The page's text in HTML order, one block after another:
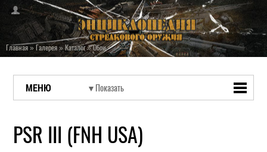
Главная»Галерея»Каталог»Обои
МЕНЮ
PSR III (FNH USA)